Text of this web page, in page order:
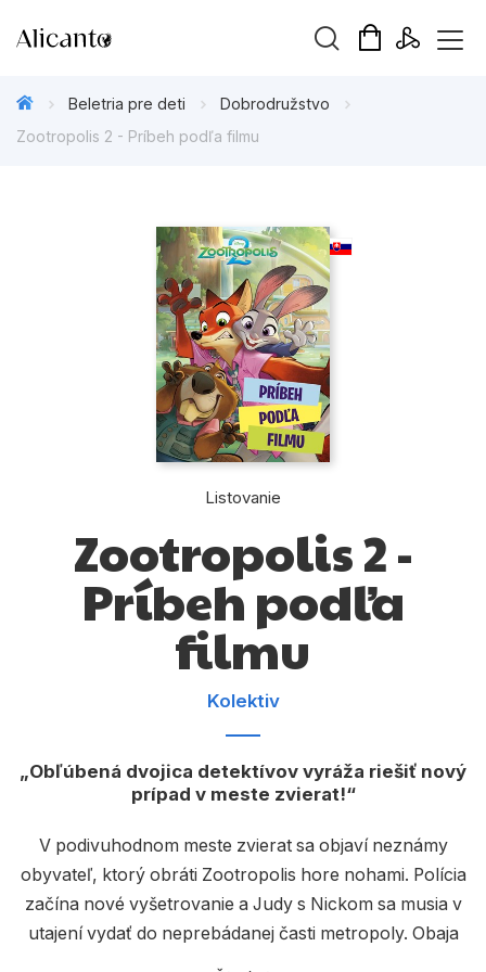
Beletria pre deti
Beletria pre dospelých
Darčekové publikácie
Doplnkový sortiment
Kalendáre, diáre
Počítače
Poézia
Populárno - náučné pre deti
Výchova a pedagogika
Zdravie a životný štýl
Všetky kategórie
Beletria pre deti
Dobrodružstvo
Zootropolis 2 - Príbeh podľa filmu
Listovanie
Zootropolis 2 -
Príbeh podľa
filmu
Kolektiv
Obľúbená dvojica detektívov vyráža riešiť nový
prípad v meste zvierat!
V podivuhodnom meste zvierat sa objaví neznámy
obyvateľ, ktorý obráti Zootropolis hore nohami. Polícia
začína nové vyšetrovanie a Judy s Nickom sa musia v
utajení vydať do neprebádanej časti metropoly. Obaja